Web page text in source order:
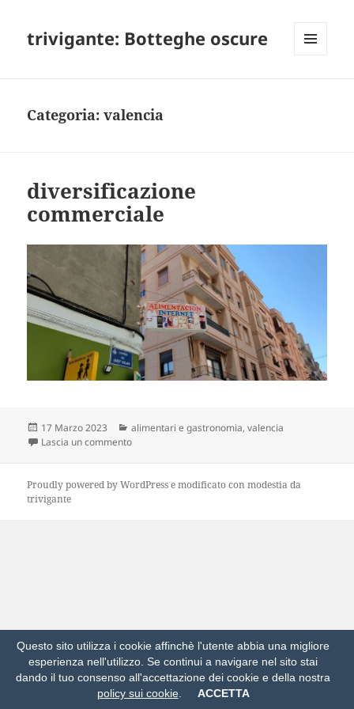
trivigante: Botteghe oscure
Categoria:valencia
diversificazione
commerciale
Scritto
il
17 Marzo 2023 Categorie
alimentari e gastronomia,valencia
Lascia un commentosu diversificazione commerciale
Questo sito utilizza i cookie affinchè l'utente abbia una migliore
esperienza nell'utilizzo. Se continui a navigare nel sito stai
dando il tuo consenso all'accettazione dei cookie e della nostra
policy sui cookie. ACCETTA
Proudly powered by WordPresse modificato con modestia da
trivigante